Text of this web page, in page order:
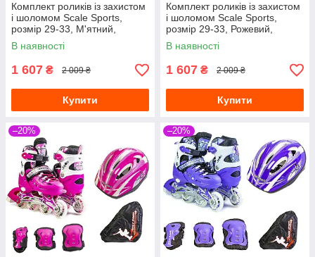
Комплект роликів із захистом
і шоломом Scale Sports,
розмір 29-33, М'ятний,
колеса що світяться
В наявності
1 607 ₴ 2 009 ₴
Купити
Комплект роликів із захистом
і шоломом Scale Sports,
розмір 29-33, Рожевий,
колеса що світяться
В наявності
1 607 ₴ 2 009 ₴
Купити
–20% –20%